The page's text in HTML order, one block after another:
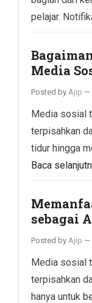
pelajar.
Media
Posted by Ajip —
Media sosial
terpisahkan
tidur hingga
Baca
sebagai
Posted by Ajip —
Media sosial
terpisahkan
hanya untuk